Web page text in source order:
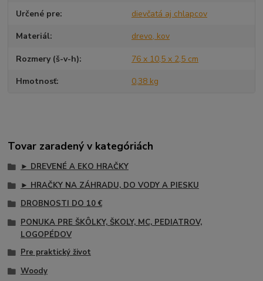
Určené pre dievčatá aj chlapcov
Materiál drevo, kov
Rozmery (š-v-h) 76 x 10,5 x 2,5 cm
Hmotnosť 0,38 kg
Tovar zaradený v kategóriách
► DREVENÉ A EKO HRAČKY
► HRAČKY NA ZÁHRADU, DO VODY A PIESKU
DROBNOSTI DO 10 €
PONUKA PRE ŠKÔLKY, ŠKOLY, MC, PEDIATROV,
LOGOPÉDOV
Pre praktický život
Woody